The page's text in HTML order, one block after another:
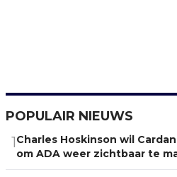
POPULAIR NIEUWS
1Charles Hoskinson wil
om ADA weer zichtbaar te